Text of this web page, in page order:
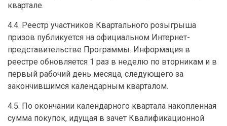
квартале.
4.4. Реестр участников Квартального розыгрыша
призов публикуется на официальном Интернет-
представительстве Программы. Информация в
реестре обновляется 1 раз в неделю по вторникам и в
первый рабочий день месяца, следующего за
закончившимся календарным кварталом.
4.5. По окончании календарного квартала накопленная
сумма покупок, идущая в зачет Квалификационной